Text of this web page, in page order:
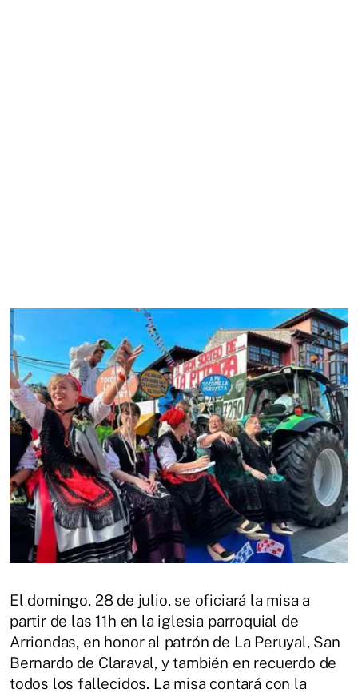
El domingo, 28 de julio, se oficiará la misa a
partir de las 11h en la iglesia parroquial de
Arriondas, en honor al patrón de La Peruyal, San
Bernardo de Claraval, y también en recuerdo de
todos los fallecidos. La misa contará con la